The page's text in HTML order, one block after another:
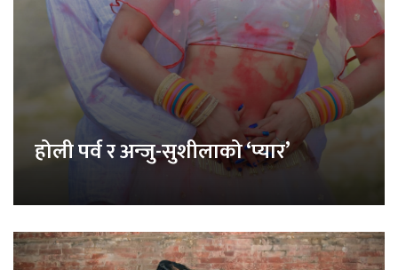
होली पर्व र अन्जु-सुशीलाको ‘प्यार’